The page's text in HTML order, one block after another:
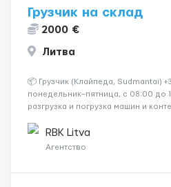
Грузчик на склад
2000 €
Литва
📦 Грузчик (Клайпеда, Sudmantai)
понедельник–пятница, с 08:00 до
разгрузка и погрузка машин и
выполнение других поручений
Требования: ...
RBK Litva
Агентство